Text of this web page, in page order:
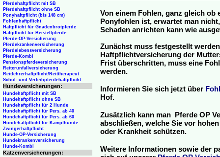
Von einem Fohlen, ganz gleich ob
Ponyfohlen ist, erwartet man
Schaden anrichten kann wie
Zunächst muss festgestellt
Haftpflichtversicherung der
Frist überschritten, muss eine
werden.
Informieren Sie sich jetzt über
Hof.
Zusätzlich kann man Pferde OP
abschließen, welche Sie vor
oder Krankheit schützen.
Weitere Informationen sowie der
Pferdehaftpflicht mit SB
Pferdehaftpflicht ohne SB
Ponyhaftpflicht (bis 148 cm)
Fohlenhaftpflicht
Haftpflicht für Gnadenbrotpferde
Haftpflicht für Beistellpferde
Pferde-OP-Versicherung
Pferdekrankenversicherung
Pferdelebensversicherung
Pferde-Kombi
Pensionspferdeversicherung
Reiterunfallversicherung
Reitlehrerhaftpflicht/Reittherapeut
Schul- und Verleihpferdehaftpflicht
Hundeversicherungen:
Hundehaftpflicht mit SB
Hundehaftpflicht ohne SB
Hundehaftpflicht für 2 Hunde
Hundehaftpflicht für Pers. ab 40
Hundehaftpflicht für Pers. ab 60
Hundehaftpflicht für Kampfhunde
Zwingerhaftpflicht
Hunde-OP-Versicherung
Hundekrankenversicherung
Hunde-Kombi
Katzenversicherungen: